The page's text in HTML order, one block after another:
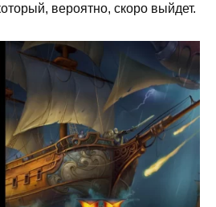
вероятно, скоро выйдет.